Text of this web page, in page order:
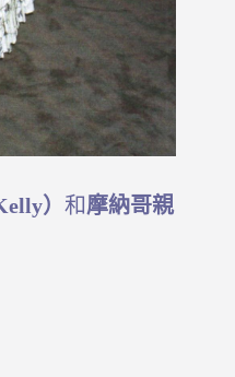
） 和摩納哥親